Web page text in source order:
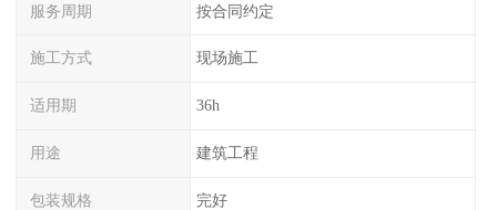
服务周期 按合同约定
施工方式 现场施工
适用期 36h
用途 建筑工程
包装规格 完好